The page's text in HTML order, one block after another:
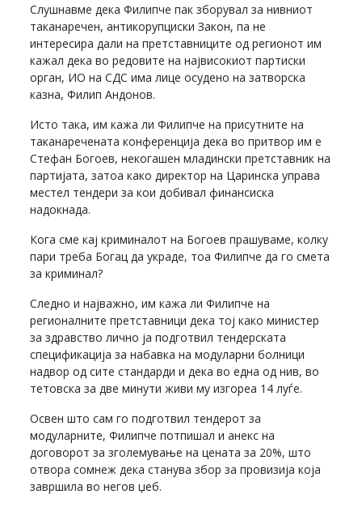
Слушнавме дека Филипче пак зборувал за нивниот
таканаречен, антикорупциски Закон, па не
интересира дали на претставниците од регионот им
кажал дека во редовите на највисокиот партиски
орган, ИО на СДС има лице осудено на затворска
казна, Филип Андонов.
Исто така, им кажа ли Филипче на присутните на
таканаречената конференција дека во притвор им е
Стефан Богоев, некогашен младински претставник на
партијата, затоа како директор на Царинска управа
местел тендери за кои добивал финансиска
надокнада.
Кога сме кај криминалот на Богоев прашуваме, колку
пари треба Богац да украде, тоа Филипче да го смета
за криминал?
Следно и најважно, им кажа ли Филипче на
регионалните претставници дека тој како министер
за здравство лично ја подготвил тендерската
спецификација за набавка на модуларни болници
надвор од сите стандарди и дека во една од нив, во
тетовска за две минути живи му изгореа 14 луѓе.
Освен што сам го подготвил тендерот за
модуларните, Филипче потпишал и анекс на
договорот за зголемување на цената за 20%, што
отвора сомнеж дека станува збор за провизија која
завршила во негов џеб.